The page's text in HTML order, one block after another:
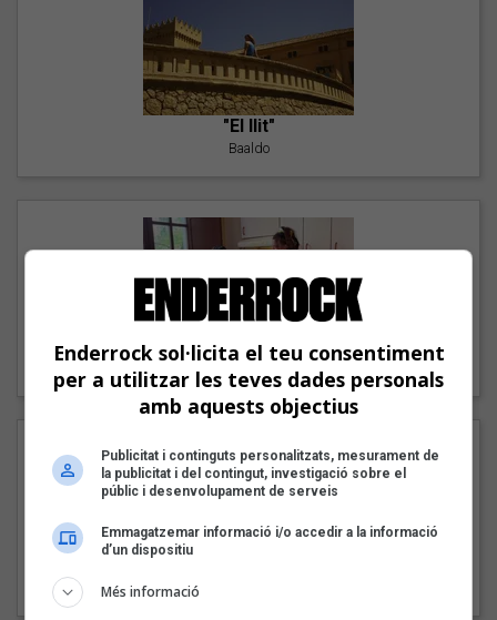
"El llit"
Baaldo
"Lo bueno y lo malo"
Pep Álvarez amb Joan Muntaner (Xanguito)
Enderrock sol·licita el teu consentiment
per a utilitzar les teves dades personals
amb aquests objectius
Publicitat i continguts personalitzats, mesurament de
la publicitat i del contingut, investigació sobre el
públic i desenvolupament de serveis
Emmagatzemar informació i/o accedir a la informació
d’un dispositiu
Més informació